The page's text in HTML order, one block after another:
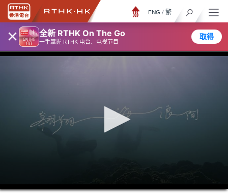
× 全新 RTHK On The Go
一手掌握 RTHK 电台、电视节目
取得
ENG / 繁
seconds